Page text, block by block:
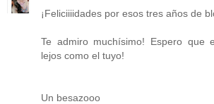
¡Feliciiiidades por esos tres años de
Te admiro muchísimo! Espero que
lejos como el tuyo!
Un besazooo